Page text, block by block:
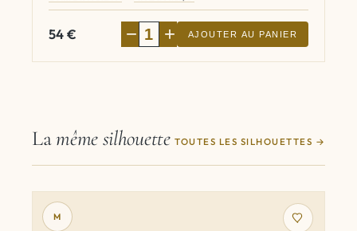
54€ − + AJOUTER AU PANIER
Lamême silhouette TOUTES LES SILHOUETTES
M